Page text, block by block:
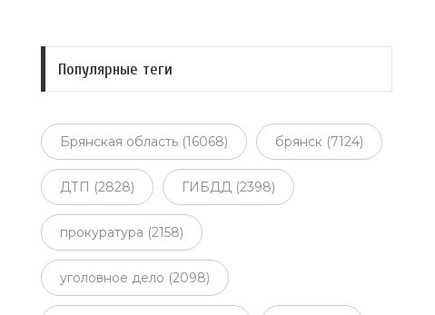
Популярные теги
Брянская область (16068) брянск (7124)
ДТП (2828) ГИБДД (2398)
прокуратура (2158)
уголовное дело (2098)